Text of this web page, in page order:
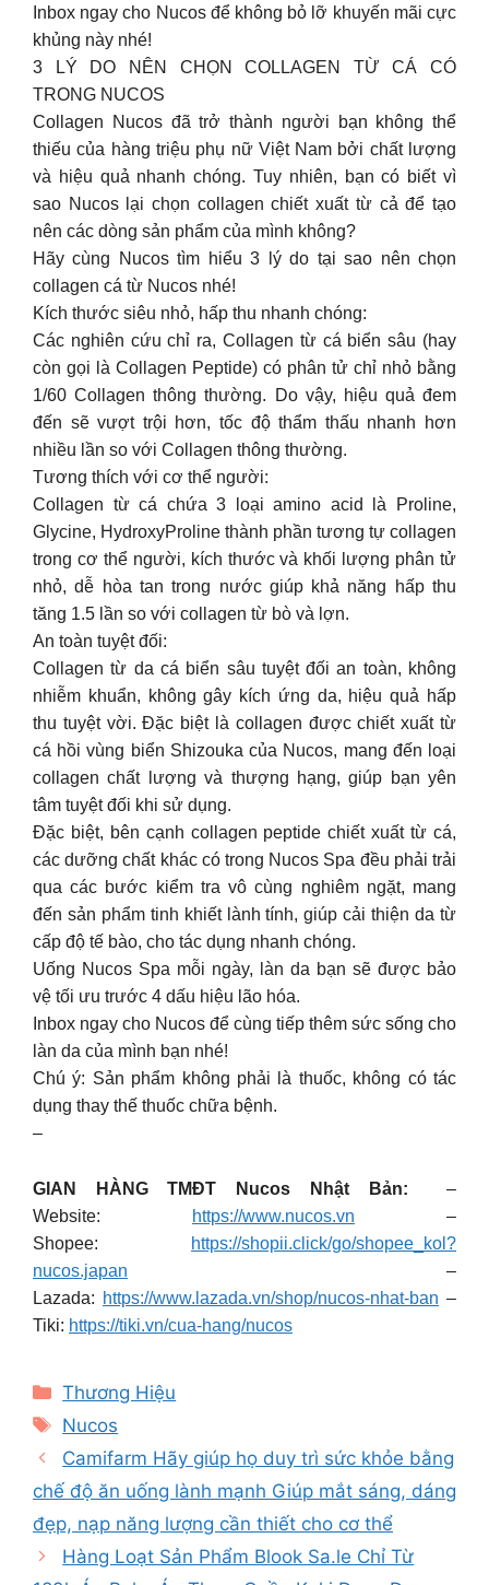
Inbox ngay cho Nucos để không bỏ lỡ khuyến mãi cực
khủng này nhé!
3 LÝ DO NÊN CHỌN COLLAGEN TỪ CÁ CÓ
TRONG NUCOS
Collagen Nucos đã trở thành người bạn không thể
thiếu của hàng triệu phụ nữ Việt Nam bởi chất lượng
và hiệu quả nhanh chóng. Tuy nhiên, bạn có biết vì
sao Nucos lại chọn collagen chiết xuất từ cả để tạo
nên các dòng sản phẩm của mình không?
Hãy cùng Nucos tìm hiểu 3 lý do tại sao nên chọn
collagen cá từ Nucos nhé!
Kích thước siêu nhỏ, hấp thu nhanh chóng:
Các nghiên cứu chỉ ra, Collagen từ cá biển sâu (hay
còn gọi là Collagen Peptide) có phân tử chỉ nhỏ bằng
1/60 Collagen thông thường. Do vậy, hiệu quả đem
đến sẽ vượt trội hơn, tốc độ thẩm thấu nhanh hơn
nhiều lần so với Collagen thông thường.
Tương thích với cơ thể người:
Collagen từ cá chứa 3 loại amino acid là Proline,
Glycine, HydroxyProline thành phần tương tự collagen
trong cơ thể người, kích thước và khối lượng phân tử
nhỏ, dễ hòa tan trong nước giúp khả năng hấp thu
tăng 1.5 lần so với collagen từ bò và lợn.
An toàn tuyệt đối:
Collagen từ da cá biển sâu tuyệt đối an toàn, không
nhiễm khuẩn, không gây kích ứng da, hiệu quả hấp
thu tuyệt vời. Đặc biệt là collagen được chiết xuất từ
cá hồi vùng biển Shizouka của Nucos, mang đến loại
collagen chất lượng và thượng hạng, giúp bạn yên
tâm tuyệt đối khi sử dụng.
Đặc biệt, bên cạnh collagen peptide chiết xuất từ cá,
các dưỡng chất khác có trong Nucos Spa đều phải trải
qua các bước kiểm tra vô cùng nghiêm ngặt, mang
đến sản phẩm tinh khiết lành tính, giúp cải thiện da từ
cấp độ tế bào, cho tác dụng nhanh chóng.
Uống Nucos Spa mỗi ngày, làn da bạn sẽ được bảo
vệ tối ưu trước 4 dấu hiệu lão hóa.
Inbox ngay cho Nucos để cùng tiếp thêm sức sống cho
làn da của mình bạn nhé!
Chú ý: Sản phẩm không phải là thuốc, không có tác
dụng thay thế thuốc chữa bệnh.
–
GIAN HÀNG TMĐT Nucos Nhật Bản:
–
Website:
https://www.nucos.vn –
Shopee:
https://shopii.click/go/shopee_kol?
nucos.japan –
Lazada: https://www.lazada.vn/shop/nucos-nhat-ban –
Tiki: https://tiki.vn/cua-hang/nucos
Categories
Thương Hiệu
Tags
Nucos
Camifarm Hãy giúp họ duy trì sức khỏe bằng
chế độ ăn uống lành mạnh Giúp mắt sáng, dáng
đẹp, nạp năng lượng cần thiết cho cơ thể
Hàng Loạt Sản Phẩm Blook Sa.le Chỉ Từ